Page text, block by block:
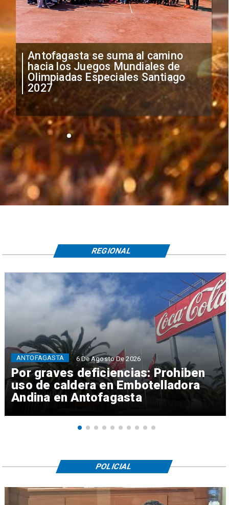
Antofagasta se suma al camino
hacia los Juegos Mundiales de
Olimpiadas Especiales Santiago
2027
Por graves deficiencias: Prohiben
uso de caldera en Embotelladora
Andina en Antofagasta
ANTOFAGASTA 6 De Agosto De 2026
REGIONAL
POLICIAL